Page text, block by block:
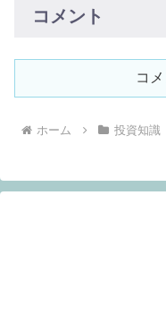
コメント
コ
ホーム 投資知識